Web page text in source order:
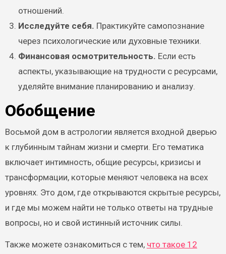
отношений.
Исследуйте себя. Практикуйте самопознание
через психологические или духовные техники.
Финансовая осмотрительность. Если есть
аспекты, указывающие на трудности с ресурсами,
уделяйте внимание планированию и анализу.
Обобщение
Восьмой дом в астрологии является входной дверью
к глубинным тайнам жизни и смерти. Его тематика
включает интимность, общие ресурсы, кризисы и
трансформации, которые меняют человека на всех
уровнях. Это дом, где открываются скрытые ресурсы,
и где мы можем найти не только ответы на трудные
вопросы, но и свой истинный источник силы.
Также можете ознакомиться с тем, что такое 12